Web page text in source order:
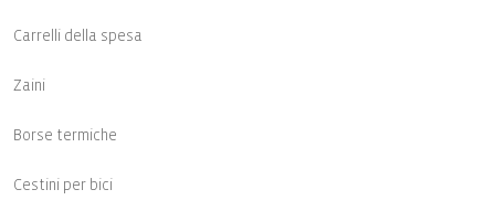
Carrelli della spesa
Zaini
Borse termiche
Cestini per bici